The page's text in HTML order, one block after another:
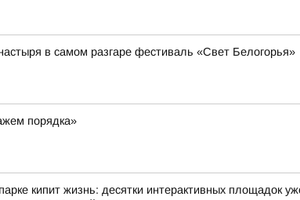
в самом разгаре фестиваль «Свет Белогорья»
порядка»
кипит жизнь: десятки интерактивных площадок